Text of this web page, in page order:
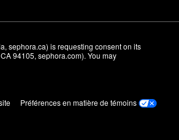
sephora.ca) is requesting consent on its
94105, sephora.com). You may
Préférences en matière de témoins